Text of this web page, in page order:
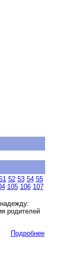
52 53 54 55
105 106 107
родителей
Подробнее